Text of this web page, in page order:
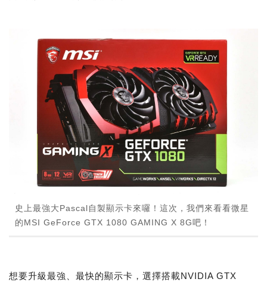
史上最強大Pascal自製顯示卡來囉！這次，我們來看看微星
的MSI GeForce GTX 1080 GAMING X 8G吧！
想要升級最強、最快的顯示卡，選擇搭載NVIDIA GTX